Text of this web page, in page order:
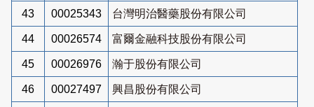
43 00025343 台灣明治醫藥股份有限公司
44 00026574 富爾金融科技股份有限公司
45 00026976 瀚于股份有限公司
46 00027497 興昌股份有限公司